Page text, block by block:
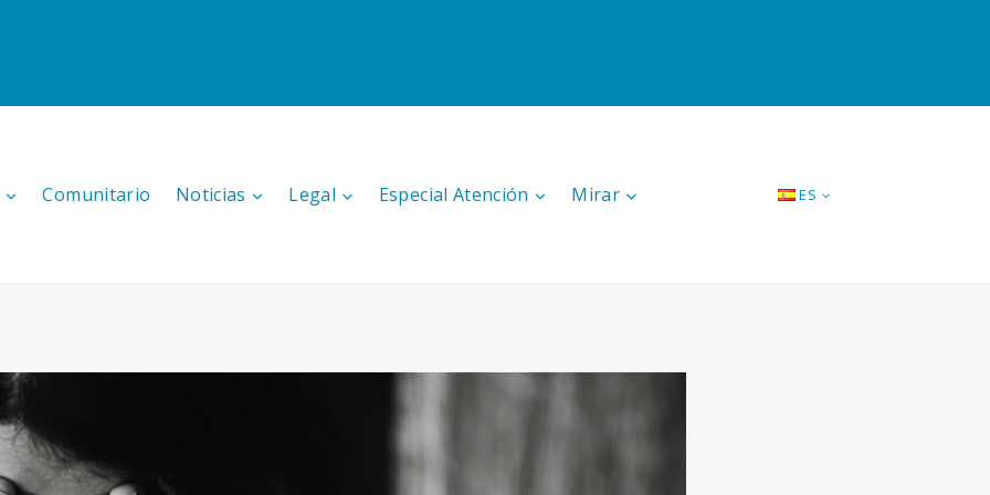
Comunitario Noticias Legal Especial Atención Mirar ES